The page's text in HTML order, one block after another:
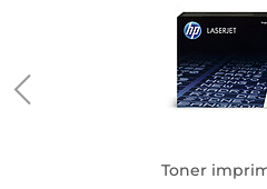
Toner